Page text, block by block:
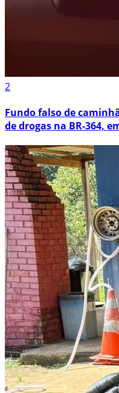
2
Fundo falso de
de drogas na BR-364,